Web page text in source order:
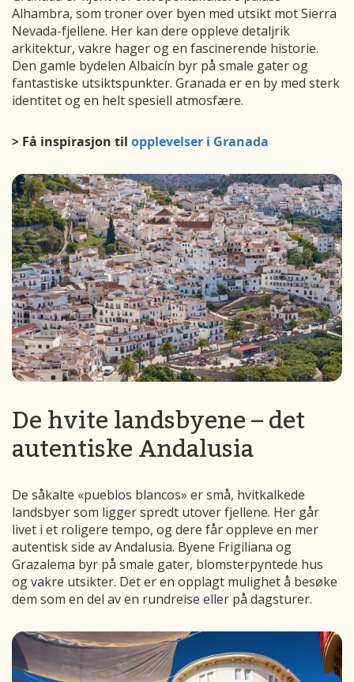
Alhambra, som troner over byen med utsikt mot Sierra
Nevada-fjellene. Her kan dere oppleve detaljrik
arkitektur, vakre hager og en fascinerende historie.
Den gamle bydelen Albaicín byr på smale gater og
fantastiske utsiktspunkter. Granada er en by med sterk
identitet og en helt spesiell atmosfære.
> Få inspirasjon til opplevelser i Granada
De hvite landsbyene – det
autentiske Andalusia
De såkalte «pueblos blancos» er små, hvitkalkede
landsbyer som ligger spredt utover fjellene. Her går
livet i et roligere tempo, og dere får oppleve en mer
autentisk side av Andalusia. Byene Frigiliana og
Grazalema byr på smale gater, blomsterpyntede hus
og vakre utsikter. Det er en opplagt mulighet å besøke
dem som en del av en rundreise eller på dagsturer.